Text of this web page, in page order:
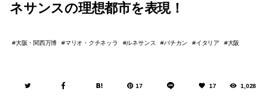
ネサンスの理想都市を表現！
大阪・関西万博 マリオ・クチネッラ ルネサンス バチカン イタリア 大阪
17 17 1,028